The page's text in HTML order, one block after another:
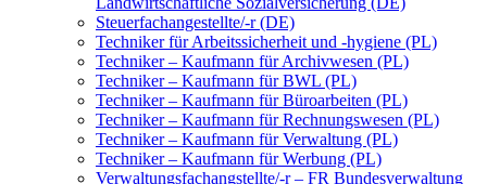
Steuerfachangestellte/-r (DE)
Techniker für Arbeitssicherheit und -hygiene (PL)
Techniker – Kaufmann für Archivwesen (PL)
Techniker – Kaufmann für BWL (PL)
Techniker – Kaufmann für Büroarbeiten (PL)
Techniker – Kaufmann für Rechnungswesen (PL)
Techniker – Kaufmann für Verwaltung (PL)
Techniker – Kaufmann für Werbung (PL)
Verwaltungsfachangstellte/-r – FR Bundesverwaltung